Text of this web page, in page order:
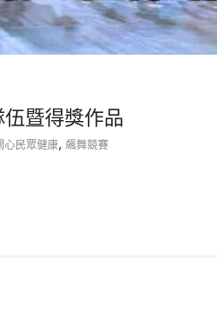
暨得獎作品
心民眾健康, 飆舞競賽